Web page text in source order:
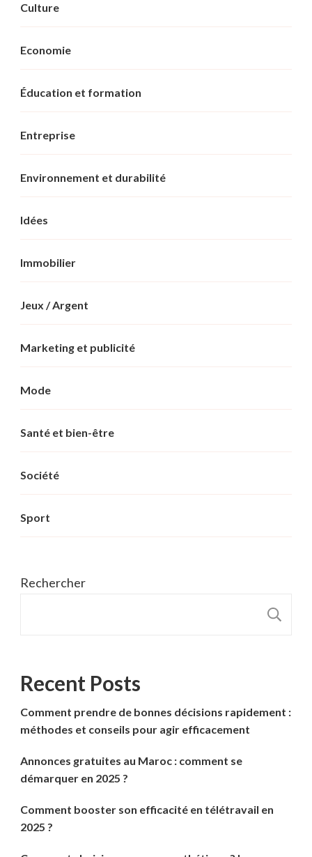
Culture
Economie
Éducation et formation
Entreprise
Environnement et durabilité
Idées
Immobilier
Jeux / Argent
Marketing et publicité
Mode
Santé et bien-être
Société
Sport
Rechercher
Recent Posts
Comment prendre de bonnes décisions rapidement :
méthodes et conseils pour agir efficacement
Annonces gratuites au Maroc : comment se
démarquer en 2025 ?
Comment booster son efficacité en télétravail en
2025 ?